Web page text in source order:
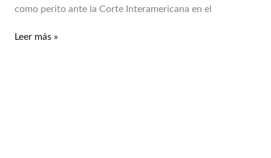
como perito ante la Corte Interamericana en el
Leer más »